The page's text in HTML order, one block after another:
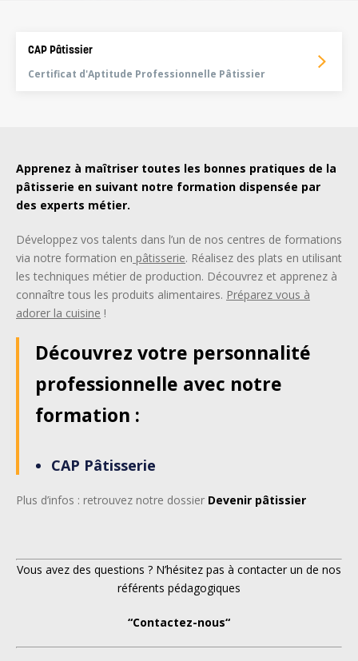
CAP Pâtissier
Certificat d'Aptitude Professionnelle Pâtissier
Apprenez à maîtriser toutes les bonnes pratiques de la
pâtisserie en suivant notre formation dispensée par
des experts métier.
Développez vos talents dans l’un de nos centres de formations
via notre formation en pâtisserie. Réalisez des plats en utilisant
les techniques métier de production. Découvrez et apprenez à
connaître tous les produits alimentaires. Préparez vous à
adorer la cuisine !
Découvrez votre personnalité
professionnelle avec notre
formation :
CAP Pâtisserie
Plus d’infos : retrouvez notre dossier Devenir pâtissier
Vous avez des questions ? N’hésitez pas à contacter un de nos
référents pédagogiques
“Contactez-nous“